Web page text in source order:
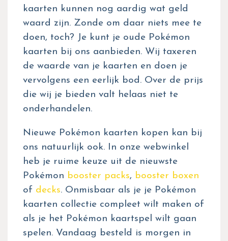
kaarten kunnen nog aardig wat geld
waard zijn. Zonde om daar niets mee te
doen, toch? Je kunt je oude Pokémon
kaarten bij ons aanbieden. Wij taxeren
de waarde van je kaarten en doen je
vervolgens een eerlijk bod. Over de prijs
die wij je bieden valt helaas niet te
onderhandelen.
Nieuwe Pokémon kaarten kopen kan bij
ons natuurlijk ook. In onze webwinkel
heb je ruime keuze uit de nieuwste
Pokémon booster packs, booster boxen
of decks. Onmisbaar als je je Pokémon
kaarten collectie compleet wilt maken of
als je het Pokémon kaartspel wilt gaan
spelen. Vandaag besteld is morgen in